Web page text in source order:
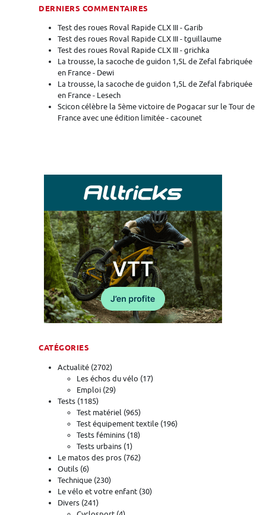
DERNIERS COMMENTAIRES
Test des roues Roval Rapide CLX III - Garib
Test des roues Roval Rapide CLX III - tguillaume
Test des roues Roval Rapide CLX III - grichka
La trousse, la sacoche de guidon 1,5L de Zefal fabriquée
en France - Dewi
La trousse, la sacoche de guidon 1,5L de Zefal fabriquée
en France - Lesech
Scicon célèbre la 5ème victoire de Pogacar sur le Tour de
France avec une édition limitée - cacounet
CATÉGORIES
Actualité (2702)
Les échos du vélo (17)
Emploi (29)
Tests (1185)
Test matériel (965)
Test équipement textile (196)
Tests féminins (18)
Tests urbains (1)
Le matos des pros (762)
Outils (6)
Technique (230)
Le vélo et votre enfant (30)
Divers (241)